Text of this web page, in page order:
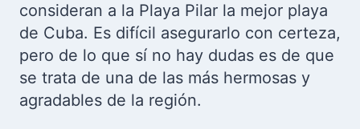
consideran a la Playa Pilar la mejor playa
de Cuba. Es difícil asegurarlo con certeza,
pero de lo que sí no hay dudas es de que
se trata de una de las más hermosas y
agradables de la región.